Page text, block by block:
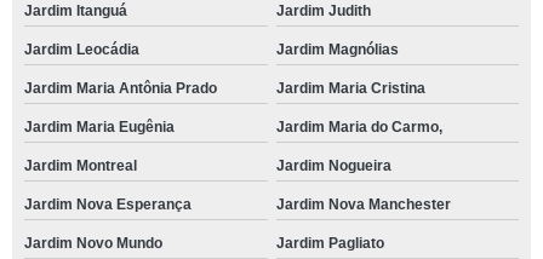
Jardim Itanguá Jardim Judith
Jardim Leocádia Jardim Magnólias
Jardim Maria Antônia Prado Jardim Maria Cristina
Jardim Maria Eugênia Jardim Maria do Carmo,
Jardim Montreal Jardim Nogueira
Jardim Nova Esperança Jardim Nova Manchester
Jardim Novo Mundo Jardim Pagliato